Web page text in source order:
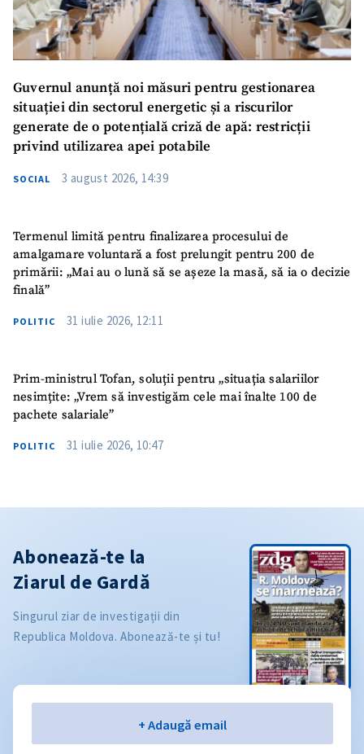
Guvernul anunță noi măsuri pentru gestionarea
situației din sectorul energetic și a riscurilor
generate de o potențială criză de apă: restricții
privind utilizarea apei potabile
SOCIAL 3 august 2026, 14:39
Termenul limită pentru finalizarea procesului de
amalgamare voluntară a fost prelungit pentru 200 de
primării: „Mai au o lună să se așeze la masă, să ia o decizie
finală”
POLITIC 31 iulie 2026, 12:11
Prim-ministrul Tofan, soluții pentru „situația salariilor
nesimțite: „Vrem să investigăm cele mai înalte 100 de
pachete salariale”
POLITIC 31 iulie 2026, 10:47
Abonează-te la
Ziarul de Gardă
Singurul ziar de investigații din
Republica Moldova. Abonează-te și tu!
+ Adaugă email